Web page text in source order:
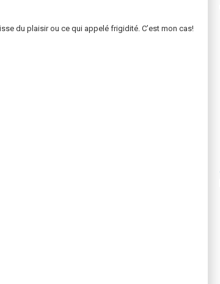
du plaisir ou ce qui appelé frigidité. C’est mon cas!